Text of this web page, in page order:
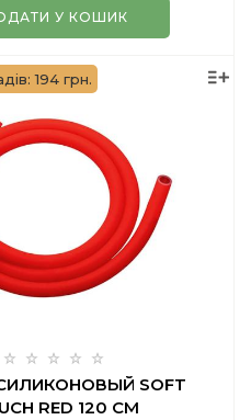
У КОШИК
194 грн.
SOFT
RED 120 СМ